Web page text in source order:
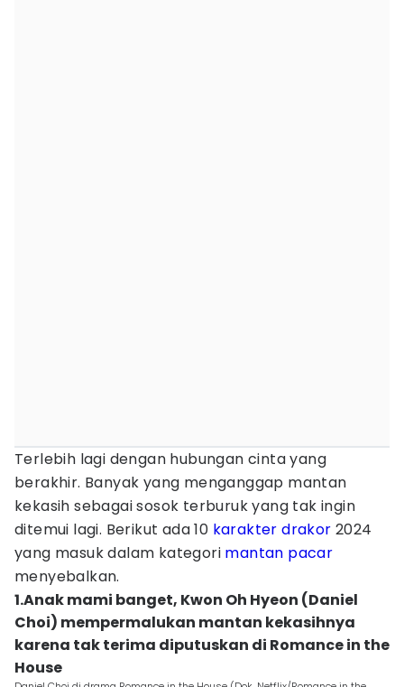
Terlebih lagi dengan hubungan cinta yang
berakhir. Banyak yang menganggap mantan
kekasih sebagai sosok terburuk yang tak ingin
ditemui lagi. Berikut ada 10 karakter drakor 2024
yang masuk dalam kategori mantan pacar
menyebalkan.
1.Anak mami banget, Kwon Oh Hyeon (Daniel
Choi) mempermalukan mantan kekasihnya
karena tak terima diputuskan di Romance in the
House